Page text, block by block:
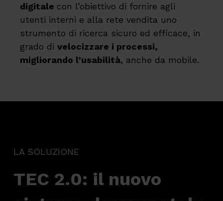
digitale con l’obiettivo di fornire agli
utenti interni e alla rete vendita uno
strumento di ricerca sicuro ed efficace, in
grado divelocizzare i processi,
migliorando l’usabilità, anche da mobile.
LA SOLUZIONE
TEC 2.0: il nuovo